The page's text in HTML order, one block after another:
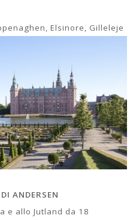
Elsinore, Gilleleje
ANDERSEN
e allo Jutland da 18